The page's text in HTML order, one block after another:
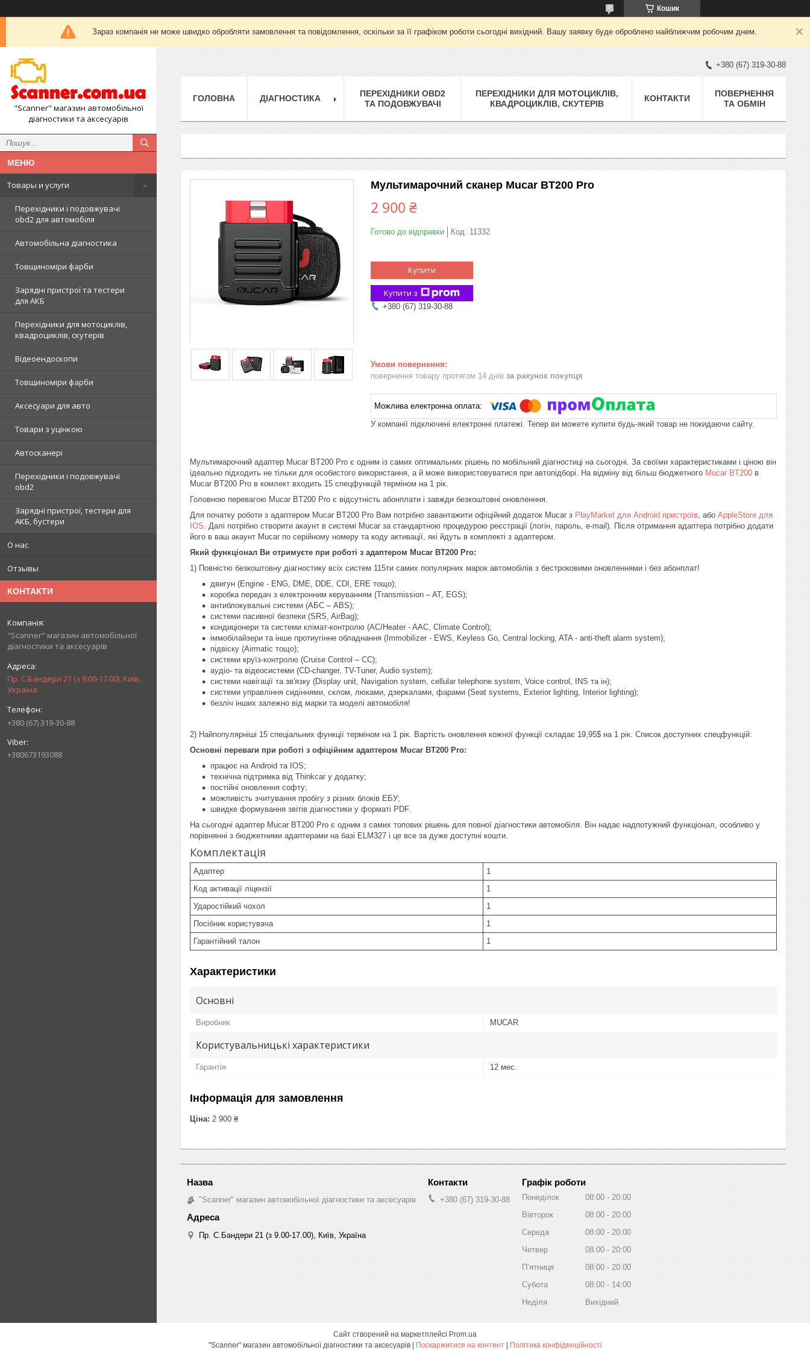
Кошик
Зараз компанія не може швидко обробляти замовлення та повідомлення, оскільки за її графіком роботи сьогодні вихідний. Вашу заявку буде оброблено найближчим робочим днем.
"Scanner" магазин автомобільної
діагностики та аксесуарів
Товары и услуги
Перехідники і подовжувачі
obd2 для автомобіля
Автомобільна діагностика
Товщиноміри фарби
Зарядні пристрої та тестери
для АКБ
Перехідники для мотоциклів,
квадроциклів, скутерів
Відеоендоскопи
Товщиноміри фарби
Аксесуари для авто
Товари з уцінкою
Автосканері
Перехідники і подовжувачі
obd2
Зарядні пристрої, тестери для
АКБ, бустери
О нас
Отзывы
КОНТАКТИ
"Scanner" магазин автомобільної
діагностики та аксесуарів
Пр. С.Бандери 21 (з 9.00-17.00), Київ,
Україна
+380 (67) 319-30-88
+380673193088
+380 (67) 319-30-88
ГОЛОВНА ДІАГНОСТИКА
ПЕРЕХІДНИКИ OBD2
ТА ПОДОВЖУВАЧІ
ПЕРЕХІДНИКИ ДЛЯ МОТОЦИКЛІВ,
КВАДРОЦИКЛІВ, СКУТЕРІВ
КОНТАКТИ
ПОВЕРНЕННЯ
ТА ОБМІН
Мультимарочний сканер Mucar BT200 Pro
2 900 ₴
Готово до відправки Код: 11332
Купити
Купити з
+380 (67) 319-30-88
повернення товару протягом 14 днів за рахунок покупця
У компанії підключені електронні платежі. Тепер ви можете купити будь-який товар не покидаючи сайту.
Мультимарочний адаптер Mucar BT200 Pro є одним із самих оптимальних рішень по мобільний діагностиці на сьогодні. За своїми характеристиками і ціною він
ідеально підходить не тільки для особистого використання, а й може використовуватися при автопідборі. На відміну від більш бюджетного Mucar BT200 в
Mucar BT200 Pro в комлект входить 15 спецфункцій терміном на 1 рік.
Головною перевагою Mucar BT200 Pro є відсутність абонплати і завжди безкоштовні оновленння.
Для початку роботи з адаптером Mucar BT200 Pro Вам потрібно завантажити офіційний додаток Mucar з PlayMarket для Android пристроїв , або AppleStore для
IOS . Далі потрібно створити акаунт в системі Mucar за стандартною процедурою реєстрації (логін, пароль, e-mail). Після отримання адаптера потрібно додати
його в ваш акаунт Mucar по серійному номеру та коду активації, які йдуть в комплекті з адаптером.
Який функціонал Ви отримуєте при роботі з адаптером Mucar BT200 Pro:
1) Повністю безкоштовну діагностику всіх систем 115ти самих популярних марок автомобілів з бестроковими оновленнями і без абонплат!
двигун (Engine - ENG, DME, DDE, CDI, ERE тощо);
коробка передач з електронним керуванням (Transmission – AT, EGS);
антиблокувальні системи (АБС – ABS);
системи пасивної безпеки (SRS, AirBag);
кондиціонери та системи клімат-контролю (AC/Heater - AAC, Climate Control);
іммобілайзери та інше протиугінне обладнання (Immobilizer - EWS, Keyless Go, Central locking, ATA - anti-theft alarm system);
підвіску (Airmatic тощо);
системи круїз-контролю (Cruise Control – CC);
аудіо- та відеосистеми (CD-changer, TV-Tuner, Audio system);
системи навігації та зв'язку (Display unit, Navigation system, cellular telephone system, Voice control, INS та ін);
системи управління сидіннями, склом, люками, дзеркалами, фарами (Seat systems, Exterior lighting, Interior lighting);
безліч інших залежно від марки та моделі автомобіля!
2) Найпопулярніші 15 спеціальних функції терміном на 1 рік. Вартість оновлення кожної функції складає 19,95$ на 1 рік. Список доступних спецфункцій:
Основні переваги при роботі з офіційним адаптером Mucar BT200 Pro:
працює на Android та IOS;
технічна підтримка від Thinkcar у додатку;
постійні оновлення софту;
можливість зчитування пробігу з різних блоків ЕБУ;
швидке формування звітів діагностики у форматі PDF.
На сьогодні адаптер Mucar BT200 Pro є одним з самих топових рішень для повної діагностики автомобіля. Він надає надпотужний функціонал, особливо у
порівнянні з бюджетними адаптерами на базі ELM327 і це все за дуже доступні кошти.
Комплектація
Адаптер
1
Код активації ліцензії
1
Ударостійкий чохол
1
Посібник користувача
1
Гарантійний талон
1
Характеристики
Основні
Виробник MUCAR
Користувальницькі характеристики
Гарантія 12 мес.
Інформація для замовлення
Ціна: 2 900 ₴
"Scanner" магазин автомобільної діагностики та аксесуарів
Пр. С.Бандери 21 (з 9.00-17.00), Київ, Україна
+380 (67) 319-30-88
Графік роботи
Понеділок 08:00
20:00
Вівторок
08:00
20:00
Середа
08:00
20:00
Четвер
08:00
20:00
Пʼятниця
08:00
20:00
Субота
08:00
14:00
Неділя
Вихідний
Сайт створений на маркетплейсі Prom.ua
Поскаржитися на контент Політика конфіденційності